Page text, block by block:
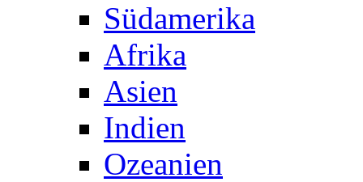
Südamerika
Afrika
Asien
Indien
Ozeanien